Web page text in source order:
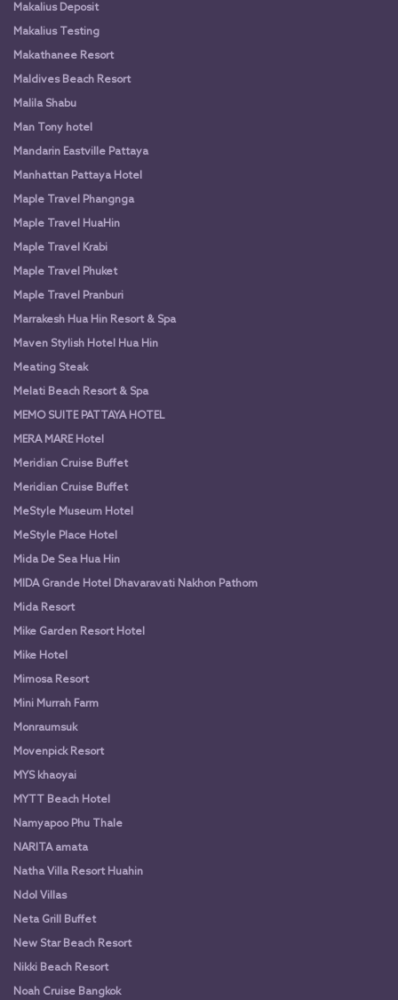
Makalius Deposit
Makalius Testing
Makathanee Resort
Maldives Beach Resort
Malila Shabu
Man Tony hotel
Mandarin Eastville Pattaya
Manhattan Pattaya Hotel
Maple Travel Phangnga
Maple Travel HuaHin
Maple Travel Krabi
Maple Travel Phuket
Maple Travel Pranburi
Marrakesh Hua Hin Resort & Spa
Maven Stylish Hotel Hua Hin
Meating Steak
Melati Beach Resort & Spa
MEMO SUITE PATTAYA HOTEL
MERA MARE Hotel
Meridian Cruise Buffet
Meridian Cruise Buffet
MeStyle Museum Hotel
MeStyle Place Hotel
Mida De Sea Hua Hin
MIDA Grande Hotel Dhavaravati Nakhon Pathom
Mida Resort
Mike Garden Resort Hotel
Mike Hotel
Mimosa Resort
Mini Murrah Farm
Monraumsuk
Movenpick Resort
MYS khaoyai
MYTT Beach Hotel
Namyapoo Phu Thale
NARITA amata
Natha Villa Resort Huahin
Ndol Villas
Neta Grill Buffet
New Star Beach Resort
Nikki Beach Resort
Noah Cruise Bangkok